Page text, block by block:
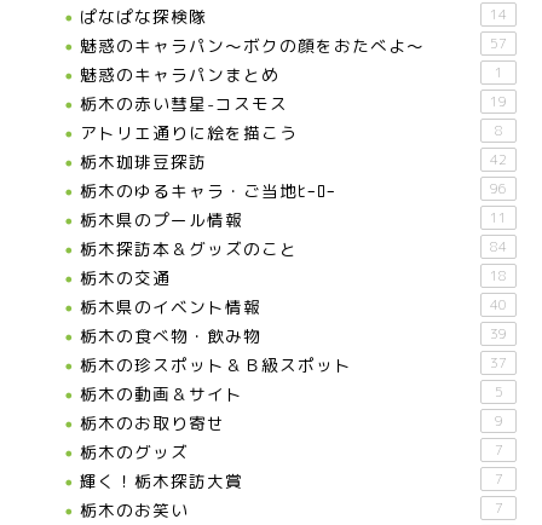
ぱなぱな探検隊 14
魅惑のキャラパン～ボクの顔をおたべよ～ 57
魅惑のキャラパンまとめ 1
栃木の赤い彗星-コスモス 19
アトリエ通りに絵を描こう 8
栃木珈琲豆探訪 42
栃木のゆるキャラ・ご当地ﾋｰﾛｰ 96
栃木県のプール情報 11
栃木探訪本＆グッズのこと 84
栃木の交通 18
栃木県のイベント情報 40
栃木の食べ物・飲み物 39
栃木の珍スポット＆Ｂ級スポット 37
栃木の動画＆サイト 5
栃木のお取り寄せ 9
栃木のグッズ 7
輝く！栃木探訪大賞 7
栃木のお笑い 7
宇都宮市(グルメ・カフェ)
宇都宮の震災後の様子